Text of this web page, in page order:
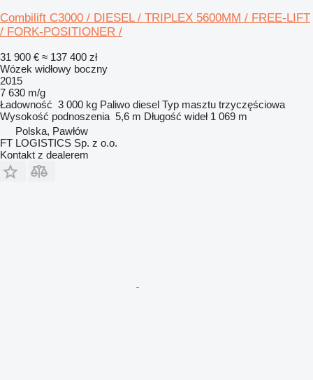
Combilift C3000 / DIESEL / TRIPLEX 5600MM / FREE-LIFT
/ FORK-POSITIONER /
31 900 € ≈ 137 400 zł
Wózek widłowy boczny
2015
7 630 m/g
Ładowność 3 000 kg Paliwo diesel Typ masztu trzyczęściowa
Wysokość podnoszenia 5,6 m Długość wideł 1 069 m
Polska, Pawłów
FT LOGISTICS Sp. z o.o.
Kontakt z dealerem